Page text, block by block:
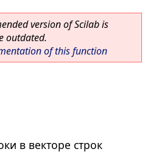
version of Scilab is
outdated.
of this function
в векторе строк